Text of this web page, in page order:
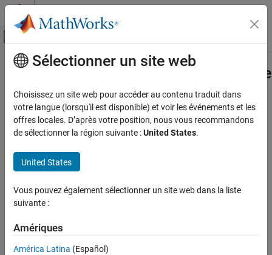
Passer au contenu
Activer/désactiver l'affichage du menu
Accueil de la documentation
Embedded Coder
Deployment, Integration, and Supported
Hardware
ARM Cortex-A Processors
matlabshared.targetsdk.EthernetInterface
ON THIS PAGE
Description
Contenu principal
Class
Namespace:matlabshared.targetsdk
Superclasses: matlabshared.targetsdk.IOInterface
Ethernet interface connected to hardware
expand all in page
Description
Add-On Required:
Embedded Coder Support Package for ARM Cortex-A
Sélectionner un site web
Choisissez un site web pour accéder au contenu traduit dans
votre langue (lorsqu'il est disponible) et voir les événements et les
offres locales. D’après votre position, nous vous recommandons
de sélectionner la région suivante :United States.
United States
Vous pouvez également sélectionner un site web dans la liste
suivante :
Amériques
América Latina (Español)